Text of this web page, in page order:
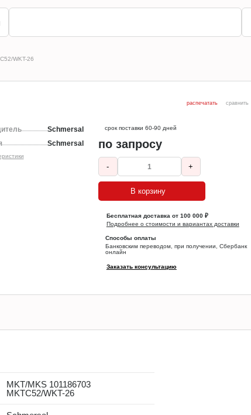
WKT-26
распечатать сравнить
Schmersal
Schmersal
срок поставки 60-90 дней
по запросу
- +
В корзину
Бесплатная доставка от 100 000 ₽
Подробнее о стоимости и вариантах доставки
Способы оплаты
Банковским переводом, при получении, Сбербанк
онлайн
Заказать консультацию
MKT/MKS 101186703
MKTC52/WKT-26